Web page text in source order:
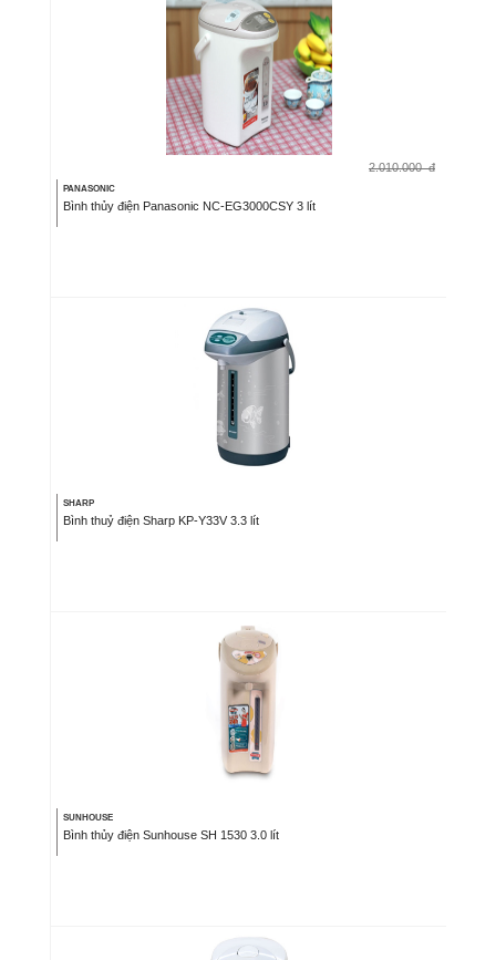
2.010.000 đ
PANASONIC
Bình thủy điện Panasonic NC-EG3000CSY 3 lít
SHARP
Bình thuỷ điện Sharp KP-Y33V 3.3 lít
SUNHOUSE
Bình thủy điện Sunhouse SH 1530 3.0 lít